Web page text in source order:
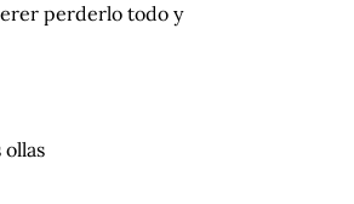
perderlo todo y
ollas